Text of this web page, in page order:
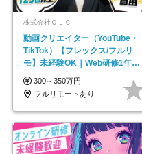
株式会社ＯＬＣ
動画クリエイター（YouTube・
TikTok）【フレックス/フルリ
モ】未経験OK｜Web研修1年間
｜副業OK
300～350万円
フルリモートあり